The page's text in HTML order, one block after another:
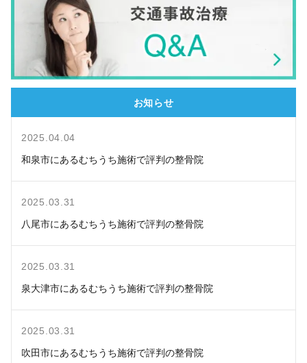
お知らせ
2025.04.04
和泉市にあるむちうち施術で評判の整骨院
2025.03.31
八尾市にあるむちうち施術で評判の整骨院
2025.03.31
泉大津市にあるむちうち施術で評判の整骨院
2025.03.31
吹田市にあるむちうち施術で評判の整骨院